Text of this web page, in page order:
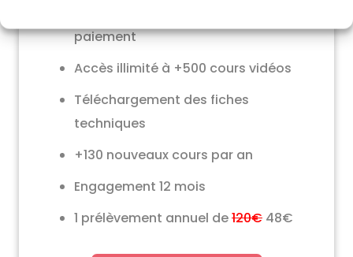
paiement
Accès illimité à +500 cours vidéos
Téléchargement des fiches
techniques
+130 nouveaux cours par an
Engagement 12 mois
1 prélèvement annuel de120€ 48€